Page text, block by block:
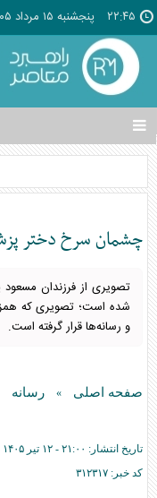
۲۲:۴۵ پنجشنبه ۱۵ مرداد ۱۴۰۵
تغییر
وضعیت
منوی
ها
چشمان سرخ دختر
تصویری از فرزندان
شده است؛ تصویری که
و رسانه‌ها قرار گرفته است.
صفحه اصلی » رسانه
تاریخ انتشار: ۲۱:۰۰ - ۱۲ تير ۱۴۰۵ -
کد خبر: ۳۱۲۳۱۷